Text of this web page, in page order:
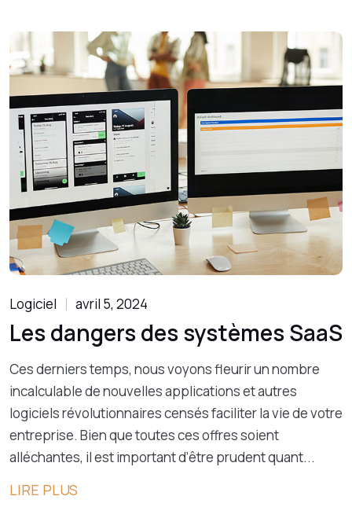
Logiciel avril 5, 2024
Les dangers des systèmes SaaS
Ces derniers temps, nous voyons fleurir un nombre
incalculable de nouvelles applications et autres
logiciels révolutionnaires censés faciliter la vie de votre
entreprise. Bien que toutes ces offres soient
alléchantes, il est important d’être prudent quant...
LIRE PLUS